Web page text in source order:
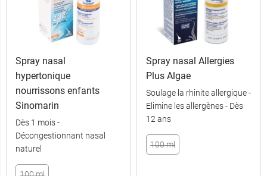
125 ml
Spray nasal
hypertonique
nourrissons enfants
Sinomarin
Dès 1 mois -
Décongestionnant nasal
naturel
Spray nasal Allergies
Plus Algae
Soulage la rhinite allergique -
Elimine les allergènes - Dès
12 ans
100 ml